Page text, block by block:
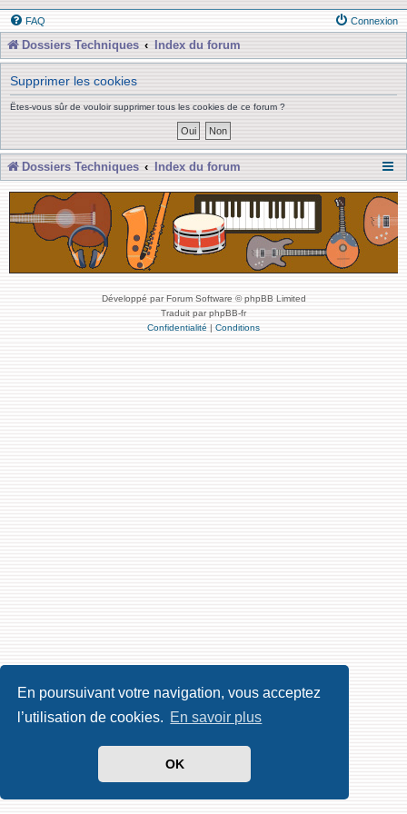
En poursuivant votre navigation, vous acceptez
l’utilisation de cookies. En savoir plus
OK
FAQ Connexion
Dossiers Techniques Index du forum
Supprimer les cookies
Êtes-vous sûr de vouloir supprimer tous les cookies de ce forum ?
Dossiers Techniques Index du forum
Développé par Forum Software © phpBB Limited
Traduit par phpBB-fr
Confidentialité | Conditions